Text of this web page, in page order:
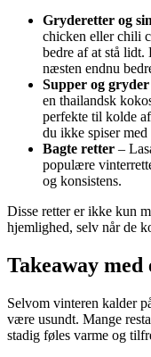
Gryderetter og
chicken eller chili
bedre af at stå
næsten endnu
Supper og gryder
en thailandsk
perfekte til kolde
du ikke spiser med
Bagte retter –
populære
og konsistens.
Disse retter er ikke kun
hjemlighed, selv når de
Takeaway
Selvom vinteren kalder
være usundt. Mange
stadig føles varme og